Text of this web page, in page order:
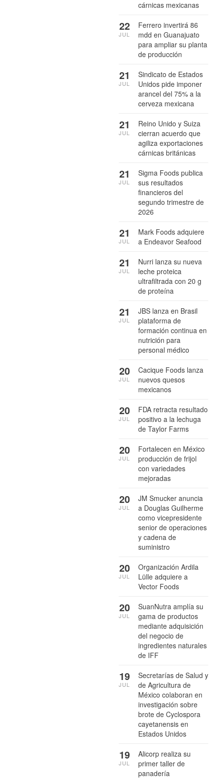
cárnicas mexicanas
Ferrero invertirá 86
mdd en Guanajuato
para ampliar su planta
de producción
22
JUL
Sindicato de Estados
Unidos pide imponer
arancel del 75% a la
cerveza mexicana
21
JUL
Reino Unido y Suiza
cierran acuerdo que
agiliza exportaciones
cárnicas británicas
21
JUL
Sigma Foods publica
sus resultados
financieros del
segundo trimestre de
2026
21
JUL
Mark Foods adquiere
a Endeavor Seafood
21
JUL
Nurri lanza su nueva
leche proteica
ultrafiltrada con 20 g
de proteína
21
JUL
JBS lanza en Brasil
plataforma de
formación continua en
nutrición para
personal médico
21
JUL
Cacique Foods lanza
nuevos quesos
mexicanos
20
JUL
FDA retracta resultado
positivo a la lechuga
de Taylor Farms
20
JUL
Fortalecen en México
producción de frijol
con variedades
mejoradas
20
JUL
JM Smucker anuncia
a Douglas Guilherme
como vicepresidente
senior de operaciones
y cadena de
suministro
20
JUL
Organización Ardila
Lülle adquiere a
Vector Foods
20
JUL
SuanNutra amplía su
gama de productos
mediante adquisición
del negocio de
ingredientes naturales
de IFF
20
JUL
Secretarías de Salud y
de Agricultura de
México colaboran en
investigación sobre
brote de Cyclospora
cayetanensis en
Estados Unidos
19
JUL
Alicorp realiza su
primer taller de
panadería
19
JUL